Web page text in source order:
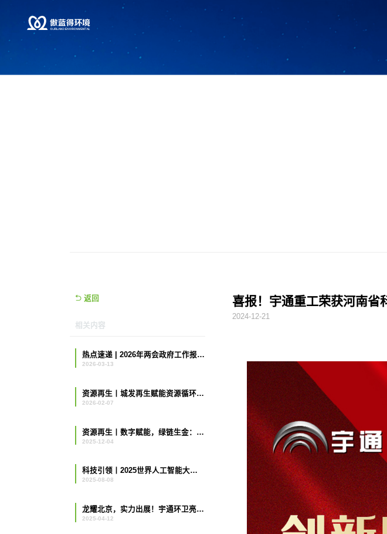
返回
相关内容
热点速递 | 2026年两会政府工作报告指引下的再生资源回收新图景
2026-03-13
资源再生丨城发再生赋能资源循环，以数字化破局前行
2026-02-07
资源再生丨数字赋能，绿链生金：城发再生以一体化平台撬动资源回收新变革
2025-12-04
科技引领丨2025世界人工智能大会隆重举行，AI技术如何推动环卫变革？
2025-08-08
龙耀北京，实力出展！宇通环卫亮相2025 中国环卫与设备博览会！
2025-04-12
喜报！宇通重工荣获河南省
2024-12-21